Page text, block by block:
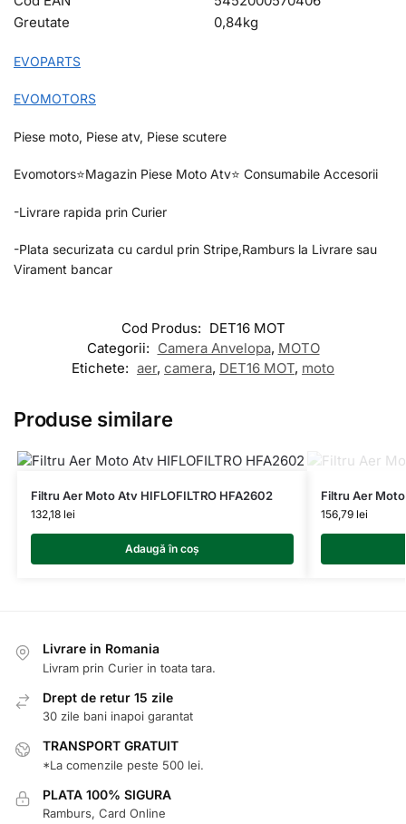
Greutate
0,84kg
EVOPARTS
EVOMOTORS
Piese moto, Piese atv, Piese scutere
Evomotors⭐️Magazin Piese Moto Atv⭐️ Consumabile Accesorii
-Livrare rapida prin Curier
-Plata securizata cu cardul prin Stripe,Ramburs la Livrare sau
Virament bancar
Cod Produs: DET16 MOT
Categorii: Camera Anvelopa, MOTO
Etichete: aer, camera, DET16 MOT, moto
Produse similare
Filtru Aer Moto Atv HIFLOFILTRO HFA2602
132,18 lei
Adaugă în coș
Filtru Aer
156,79 lei
Livrare in Romania
Livram prin Curier in toata tara.
Drept de retur 15 zile
30 zile bani inapoi garantat
TRANSPORT GRATUIT
*La comenzile peste 500 lei.
PLATA 100% SIGURA
Ramburs, Card Online